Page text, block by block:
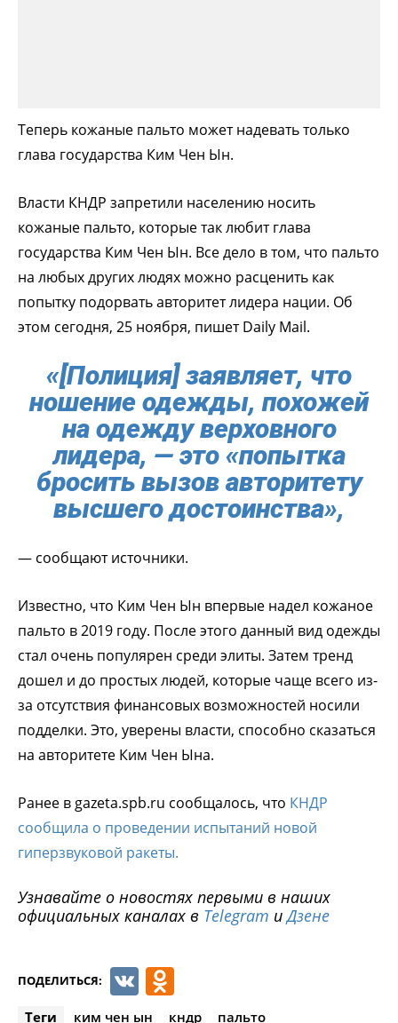
Теперь кожаные пальто может надевать только
глава государства Ким Чен Ын.
Власти КНДР запретили населению носить
кожаные пальто, которые так любит глава
государства Ким Чен Ын. Все дело в том, что пальто
на любых других людях можно расценить как
попытку подорвать авторитет лидера нации. Об
этом сегодня, 25 ноября, пишет Daily Mail.
«[Полиция] заявляет, что
ношение одежды, похожей
на одежду верховного
лидера, — это «попытка
бросить вызов авторитету
высшего достоинства»,
— сообщают источники.
Известно, что Ким Чен Ын впервые надел кожаное
пальто в 2019 году. После этого данный вид одежды
стал очень популярен среди элиты. Затем тренд
дошел и до простых людей, которые чаще всего из-
за отсутствия финансовых возможностей носили
подделки. Это, уверены власти, способно сказаться
на авторитете Ким Чен Ына.
Ранее в gazeta.spb.ru сообщалось, что КНДР
сообщила о проведении испытаний новой
гиперзвуковой ракеты.
Узнавайте о новостях первыми в наших
официальных каналах в Telegram иДзене
ПОДЕЛИТЬСЯ: VK
Теги ким чен ын кндр пальто